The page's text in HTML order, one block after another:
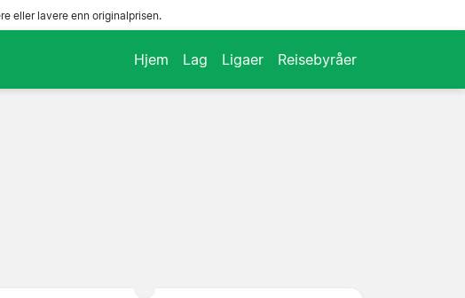
eller lavere enn originalprisen.
Hjem Lag Ligaer Reisebyråer